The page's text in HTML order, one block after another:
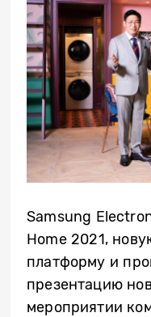
Samsung
Home 2021,
платформу и
презентацию
мероприятии